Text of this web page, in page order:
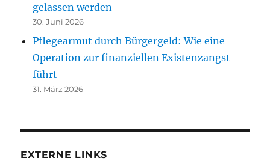
gelassen werden
30. Juni 2026
Pflegearmut durch Bürgergeld: Wie eine
Operation zur finanziellen Existenzangst
führt
31. März 2026
EXTERNE LINKS